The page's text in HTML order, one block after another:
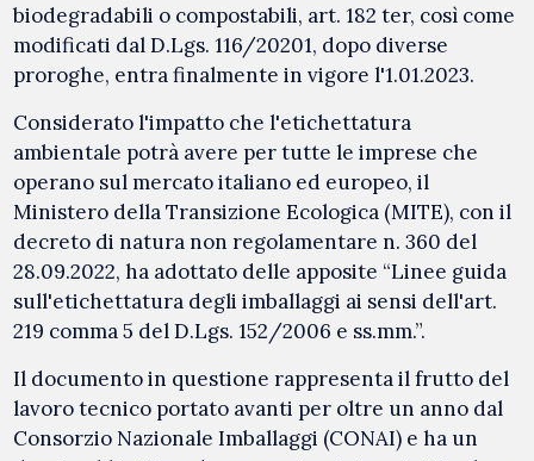
biodegradabili o compostabili, art. 182 ter, così come
modificati dal D.Lgs. 116/20201, dopo diverse
proroghe, entra finalmente in vigore l'1.01.2023.
Considerato l'impatto che l'etichettatura
ambientale potrà avere per tutte le imprese che
operano sul mercato italiano ed europeo, il
Ministero della Transizione Ecologica (MITE), con il
decreto di natura non regolamentare n. 360 del
28.09.2022, ha adottato delle apposite “Linee guida
sull'etichettatura degli imballaggi ai sensi dell'art.
219 comma 5 del D.Lgs. 152/2006 e ss.mm.”.
Il documento in questione rappresenta il frutto del
lavoro tecnico portato avanti per oltre un anno dal
Consorzio Nazionale Imballaggi (CONAI) e ha un